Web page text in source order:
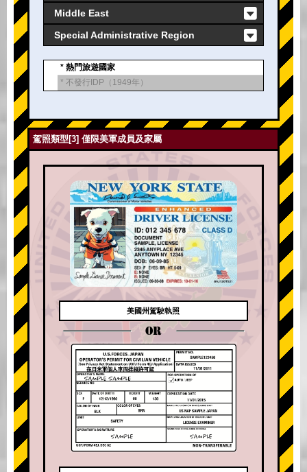
Middle East
Special Administrative Region
* 熱門旅遊國家
* 不發行IDP（1949年）
駕照類型[3] 僅限美軍成員及家屬
美國州駕駛執照
OR